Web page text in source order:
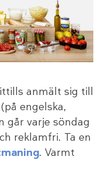
anmält sig till
engelska,
går varje söndag
reklamfri. Ta en
. Varmt